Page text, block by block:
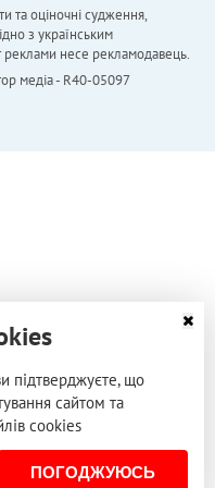
та оціночні судження,
з українським
реклами несе рекламодавець.
медіа - R40-05097
підтверджуєте, що
сайтом та
cookies
ПОГОДЖУЮСЬ